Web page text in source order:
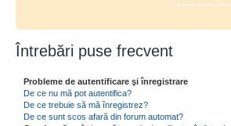
Întrebări puse frecvent
Probleme de autentificare şi înregistrare
De ce nu mă pot autentifica?
De ce trebuie să mă înregistrez?
De ce sunt scos afară din forum automat?